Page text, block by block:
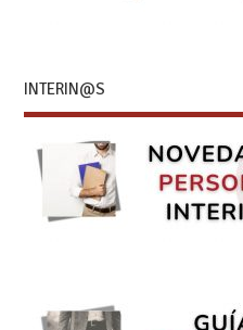
INTERIN@S